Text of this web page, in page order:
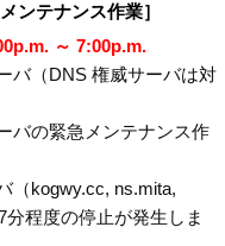
ンテナンス作業］
～ 7:00p.m.
バ（DNS 権威サーバは対
バの緊急メンテナンス作
（kogwy.cc, ns.mita,
程度の停止が発生しま